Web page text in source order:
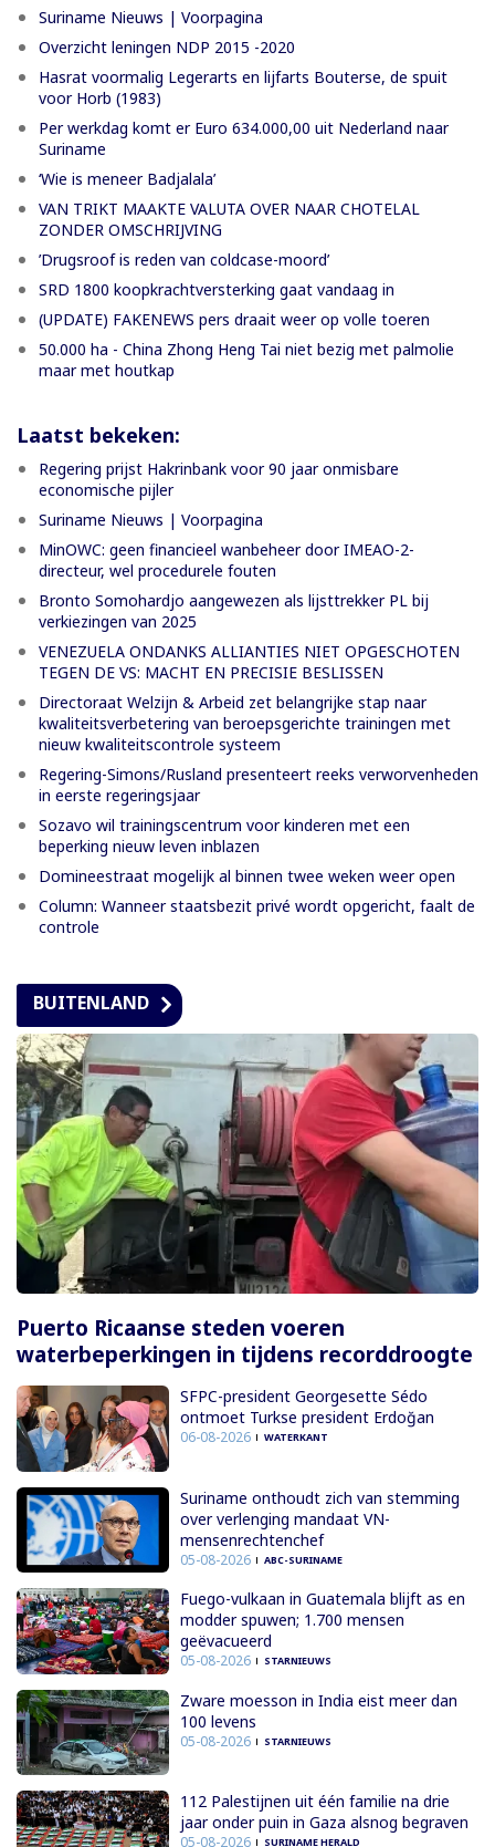
Suriname Nieuws | Voorpagina
Overzicht leningen NDP 2015 -2020
Hasrat voormalig Legerarts en lijfarts Bouterse, de spuit
voor Horb (1983)
Per werkdag komt er Euro 634.000,00 uit Nederland naar
Suriname
‘Wie is meneer Badjalala’
VAN TRIKT MAAKTE VALUTA OVER NAAR CHOTELAL
ZONDER OMSCHRIJVING
’Drugsroof is reden van coldcase-moord’
SRD 1800 koopkrachtversterking gaat vandaag in
(UPDATE) FAKENEWS pers draait weer op volle toeren
50.000 ha - China Zhong Heng Tai niet bezig met palmolie
maar met houtkap
Laatst bekeken:
Regering prijst Hakrinbank voor 90 jaar onmisbare
economische pijler
Suriname Nieuws | Voorpagina
MinOWC: geen financieel wanbeheer door IMEAO-2-
directeur, wel procedurele fouten
Bronto Somohardjo aangewezen als lijsttrekker PL bij
verkiezingen van 2025
VENEZUELA ONDANKS ALLIANTIES NIET OPGESCHOTEN
TEGEN DE VS: MACHT EN PRECISIE BESLISSEN
Directoraat Welzijn & Arbeid zet belangrijke stap naar
kwaliteitsverbetering van beroepsgerichte trainingen met
nieuw kwaliteitscontrole systeem
Regering-Simons/Rusland presenteert reeks verworvenheden
in eerste regeringsjaar
Sozavo wil trainingscentrum voor kinderen met een
beperking nieuw leven inblazen
Domineestraat mogelijk al binnen twee weken weer open
Column: Wanneer staatsbezit privé wordt opgericht, faalt de
controle
BUITENLAND
Puerto Ricaanse steden voeren
waterbeperkingen in tijdens recorddroogte
SFPC-president Georgesette Sédo
ontmoet Turkse president Erdoğan
06-08-2026 WATERKANT
Suriname onthoudt zich van stemming
over verlenging mandaat VN-
mensenrechtenchef
05-08-2026 ABC-SURINAME
Fuego-vulkaan in Guatemala blijft as en
modder spuwen; 1.700 mensen
geëvacueerd
05-08-2026 STARNIEUWS
Zware moesson in India eist meer dan
100 levens
05-08-2026 STARNIEUWS
112 Palestijnen uit één familie na drie
jaar onder puin in Gaza alsnog begraven
05-08-2026 SURINAME HERALD